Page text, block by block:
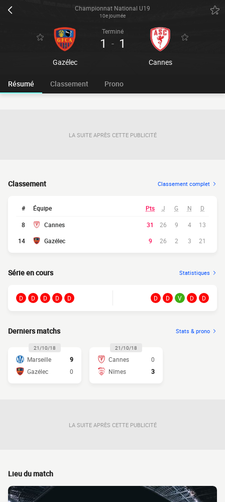
Championnat National U19
10e journée
Gazélec
Terminé
1 - 1
Cannes
Résumé Classement Prono
LA SUITE APRÈS CETTE PUBLICITÉ
Classement Classement complet
# Équipe Pts J G N D
8 Cannes 31 26 9 4
13
14
Gazélec 9 26 2 3 21
Série en cours Statistiques
D D D D D D D V D D
Derniers matchs Stats & prono
21/10/18
Marseille
9
Gazélec
0
21/10/18
Cannes
0
Nîmes
3
LA SUITE APRÈS CETTE PUBLICITÉ
Lieu du match